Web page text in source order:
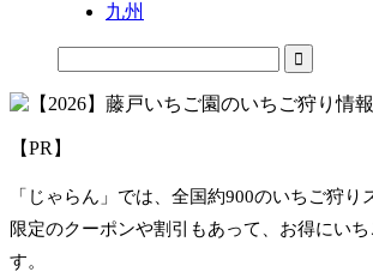
九州
【PR】
「じゃらん」では、全国約900のいちご狩り
限定のクーポンや割引もあって、お得にい
す。